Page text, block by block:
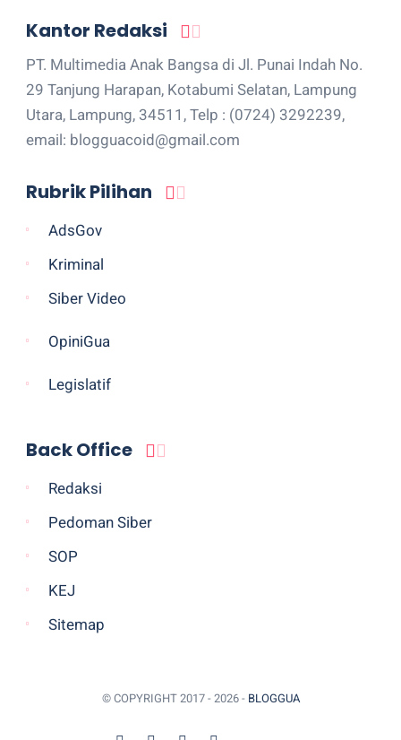
Kantor Redaksi
PT. Multimedia Anak Bangsa di Jl. Punai Indah No.
29 Tanjung Harapan, Kotabumi Selatan, Lampung
Utara, Lampung, 34511, Telp : (0724) 3292239,
email: blogguacoid@gmail.com
Rubrik Pilihan
AdsGov
Kriminal
Siber Video
OpiniGua
Legislatif
Back Office
Redaksi
Pedoman Siber
SOP
KEJ
Sitemap
© COPYRIGHT 2017 - 2026 - BLOGGUA